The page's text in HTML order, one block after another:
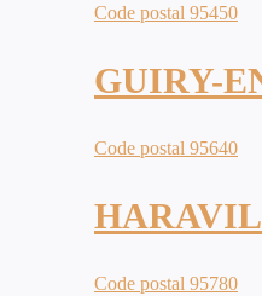
Code postal 95450
GUIRY-
Code postal 95640
Code postal 95780